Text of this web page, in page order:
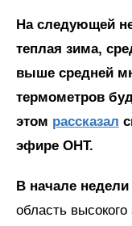
На следующей
теплая зима,
выше средней
термометров
этом рассказал
эфире ОНТ.
В начале недели
область